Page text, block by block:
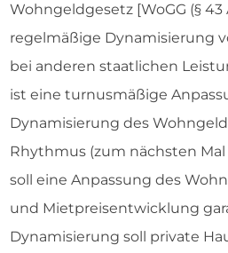
Wohngeldgesetz [WoGG (§ 43
regelmäßige Dynamisierung
bei anderen staatlichen
ist eine turnusmäßige
Dynamisierung des
Rhythmus (zum nächsten Mal
soll eine Anpassung des
und Mietpreisentwicklung
Dynamisierung soll private